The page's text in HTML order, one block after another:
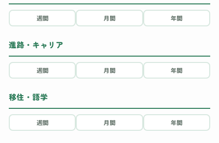
週間 月間 年間
進路・キャリア
週間 月間 年間
移住・語学
週間 月間 年間